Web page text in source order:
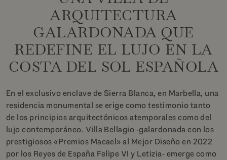
ARQUITECTURA
GALARDONADA QUE
REDEFINE EL LUJO EN LA
COSTA DEL SOL ESPAÑOLA
En el exclusivo enclave de Sierra Blanca, en Marbella, una
residencia monumental se erige como testimonio tanto
de los principios arquitectónicos atemporales como del
lujo contemporáneo. Villa Bellagio -galardonada con los
prestigiosos «Premios Macael» al Mejor Diseño en 2022
por los Reyes de España Felipe VI y Letizia- emerge como